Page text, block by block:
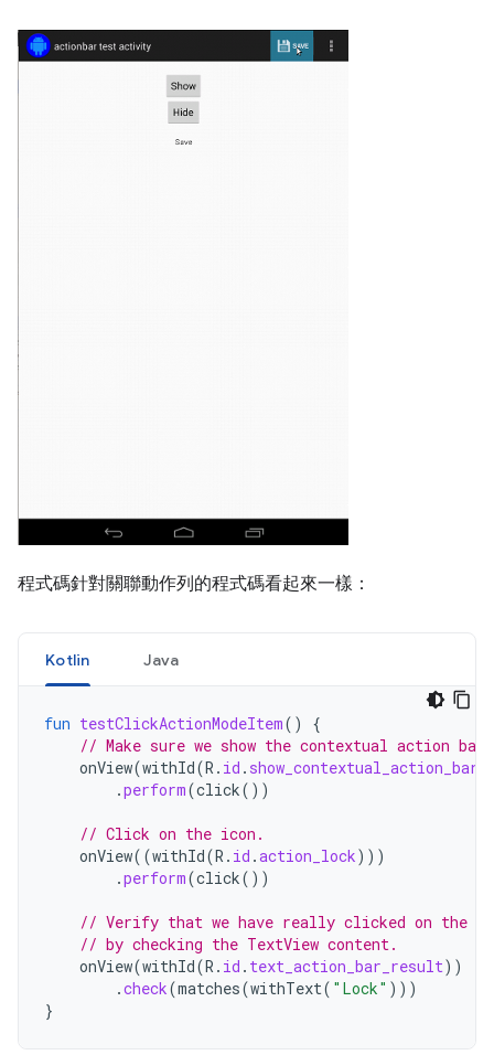
程式碼針對關聯動作列的程式碼看起來一樣：
Kotlin Java
fun testClickActionModeItem()
{
// Make sure we show the contextual action bar.
onView(withId(R . id . show_contextual_action_bar
.perform(click())
// Click on the icon.
onView((withId(R . id .action_lock)))
.perform(click())
// Verify that we have really clicked on the
// by checking the TextView content.
onView(withId(R . id . text_action_bar_result))
.check(matches(withText( "Lock" )))
}